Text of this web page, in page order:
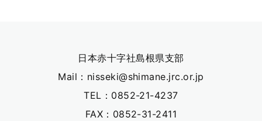
日本赤十字社島根県支部
Mail：nisseki@shimane.jrc.or.jp
TEL：0852-21-4237
FAX：0852-31-2411